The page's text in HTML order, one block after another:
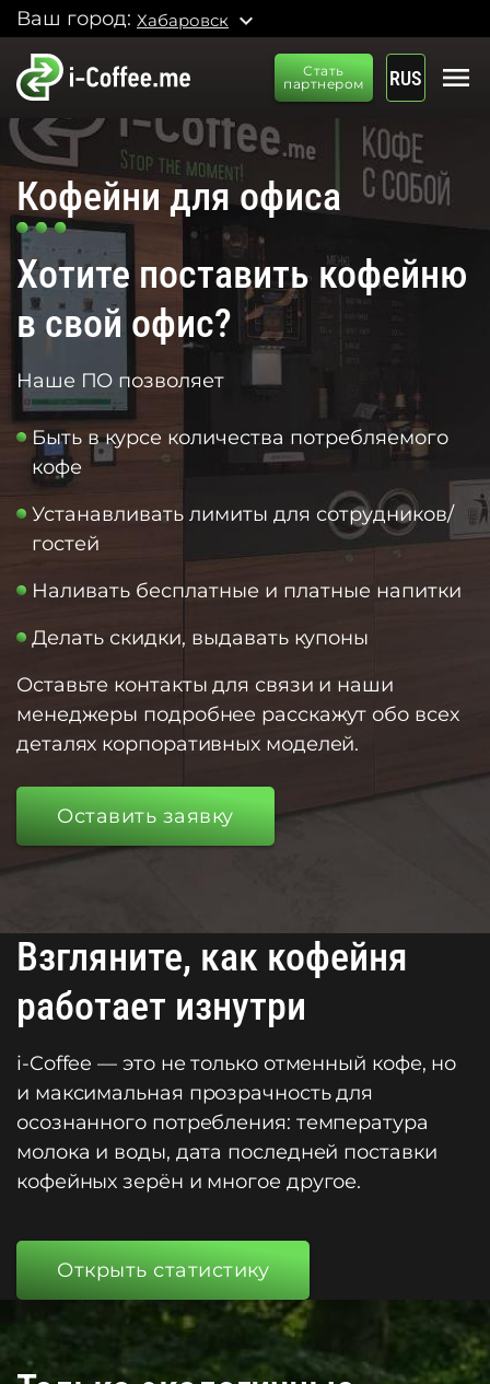
Ваш город: Хабаровск expand_more
Стать
партнером
RUS menu
Кофейни для офиса
Хотите поставить кофейню
в свой офис?
Наше ПО позволяет
Быть в курсе количества потребляемого
кофе
Устанавливать лимиты для сотрудников/
гостей
Наливать бесплатные и платные напитки
Делать скидки, выдавать купоны
Оставьте контакты для связи и наши
менеджеры подробнее расскажут обо всех
деталях корпоративных моделей.
Оставить заявку
Взгляните, как кофейня
работает изнутри
i-Coffee — это не только отменный кофе, но
и максимальная прозрачность для
осознанного потребления: температура
молока и воды, дата последней поставки
кофейных зерён и многое другое.
Открыть статистику